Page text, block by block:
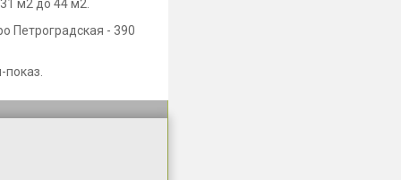
м2 до 44 м2.
Петроградская - 390
показ.